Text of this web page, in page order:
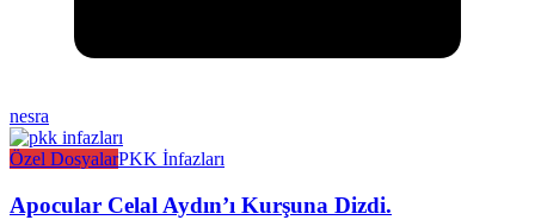
nesra
Özel DosyalarPKK İnfazları
Apocular Celal Aydın’ı Kurşuna Dizdi.